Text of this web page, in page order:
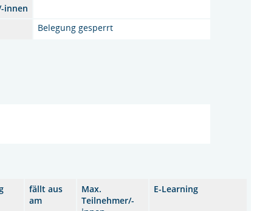
innen
Belegung gesperrt
fällt aus
am
Max.
Teilnehmer/-
E-Learning